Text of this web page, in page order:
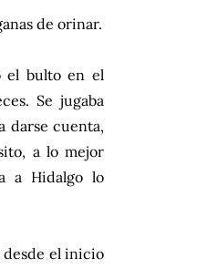
de orinar.
el bulto en el
Se jugaba
darse cuenta,
a lo mejor
a Hidalgo lo
desde el inicio